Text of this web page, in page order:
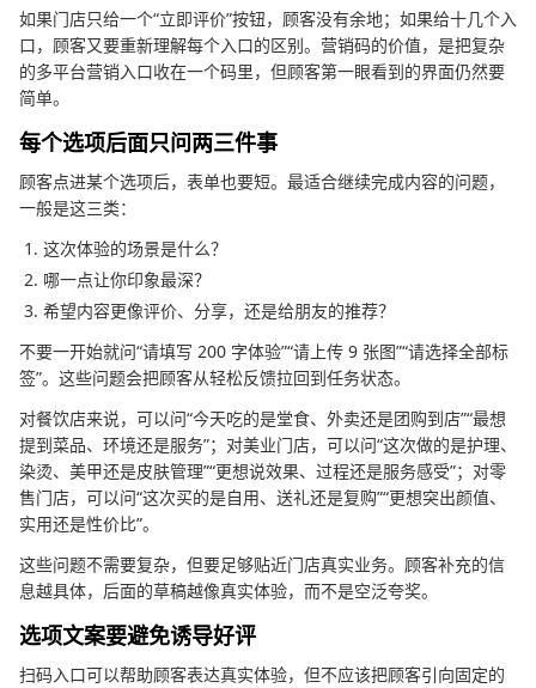
如果门店只给一个“立即评价”按钮，顾客没有余地；如果给十几个入
口，顾客又要重新理解每个入口的区别。营销码的价值，是把复杂
的多平台营销入口收在一个码里，但顾客第一眼看到的界面仍然要
简单。
每个选项后面只问两三件事
顾客点进某个选项后，表单也要短。最适合继续完成内容的问题，
一般是这三类：
这次体验的场景是什么？
哪一点让你印象最深？
希望内容更像评价、分享，还是给朋友的推荐？
不要一开始就问“请填写 200 字体验”“请上传 9 张图”“请选择全部标
签”。这些问题会把顾客从轻松反馈拉回到任务状态。
对餐饮店来说，可以问“今天吃的是堂食、外卖还是团购到店”“最想
提到菜品、环境还是服务”；对美业门店，可以问“这次做的是护理、
染烫、美甲还是皮肤管理”“更想说效果、过程还是服务感受”；对零
售门店，可以问“这次买的是自用、送礼还是复购”“更想突出颜值、
实用还是性价比”。
这些问题不需要复杂，但要足够贴近门店真实业务。顾客补充的信
息越具体，后面的草稿越像真实体验，而不是空泛夸奖。
选项文案要避免诱导好评
扫码入口可以帮助顾客表达真实体验，但不应该把顾客引向固定的